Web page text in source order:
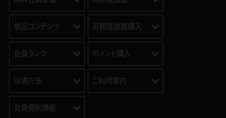
単品コンテンツ 月額見放題購入
会員ランク ポイント購入
決済方法 ご利用案内
会員便利機能